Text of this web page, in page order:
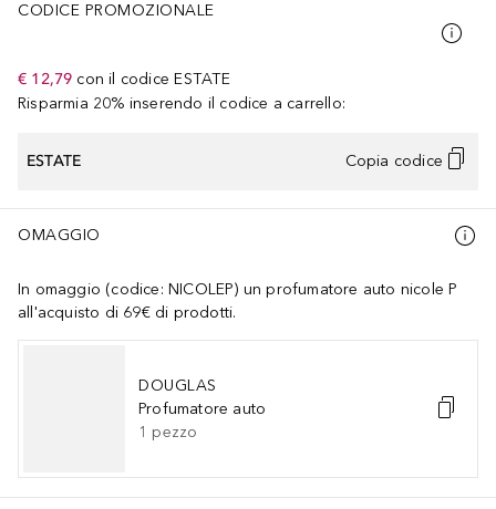
CODICE PROMOZIONALE
€ 12,79 con il codice ESTATE
Risparmia 20% inserendo il codice a carrello:
ESTATE Copia codice
OMAGGIO
In omaggio (codice: NICOLEP) un profumatore auto nicole P
all'acquisto di 69€ di prodotti.
DOUGLAS
Profumatore auto
1 pezzo